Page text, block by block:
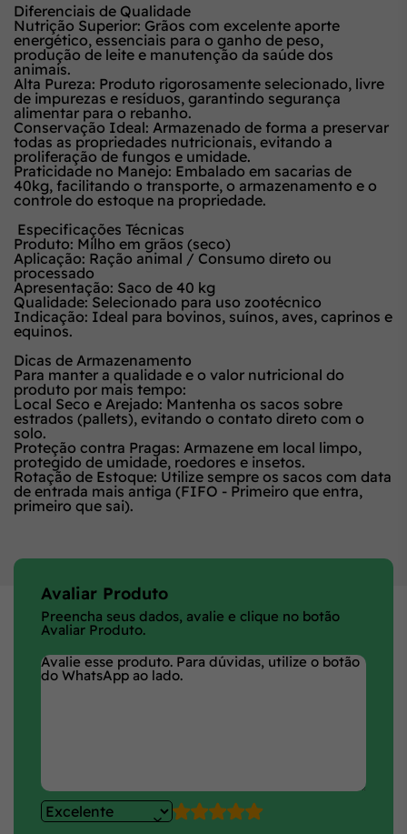
Diferenciais de Qualidade
Nutrição Superior: Grãos com excelente aporte
energético, essenciais para o ganho de peso,
produção de leite e manutenção da saúde dos
animais.
Alta Pureza: Produto rigorosamente selecionado, livre
de impurezas e resíduos, garantindo segurança
alimentar para o rebanho.
Conservação Ideal: Armazenado de forma a preservar
todas as propriedades nutricionais, evitando a
proliferação de fungos e umidade.
Praticidade no Manejo: Embalado em sacarias de
40kg, facilitando o transporte, o armazenamento e o
controle do estoque na propriedade.
Especificações Técnicas
Produto: Milho em grãos (seco)
Aplicação: Ração animal / Consumo direto ou
processado
Apresentação: Saco de 40 kg
Qualidade:Selecionado para uso zootécnico
Indicação: Ideal para bovinos, suínos, aves, caprinos e
equinos.
Dicas de Armazenamento
Para manter a qualidade e o valor nutricional do
produto por mais tempo:
Local Seco e Arejado: Mantenha os sacos sobre
estrados (pallets), evitando o contato direto com o
solo.
Proteção contra Pragas: Armazene em local limpo,
protegido de umidade, roedores e insetos.
Rotação de Estoque: Utilize sempre os sacos com data
de entrada mais antiga (FIFO - Primeiro que entra,
primeiro que sai).
Avaliar Produto
Preencha seus dados, avalie e clique no botão
Avaliar Produto.